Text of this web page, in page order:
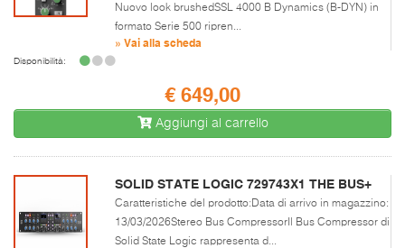
Nuovo look brushedSSL 4000 B Dynamics (B-DYN) in
formato Serie 500 ripren...
» Vai alla scheda
Disponibilità:
€ 649,00
Aggiungi al carrello
SOLID STATE LOGIC 729743X1 THE BUS+
Caratteristiche del prodotto:Data di arrivo in magazzino:
13/03/2026Stereo Bus CompressorIl Bus Compressor di
Solid State Logic rappresenta d...